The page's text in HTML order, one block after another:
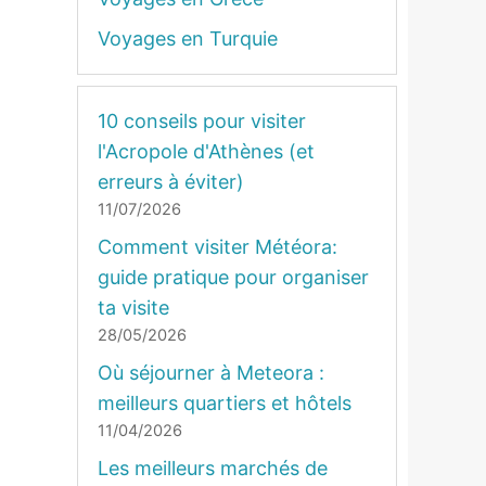
Voyages en Turquie
10 conseils pour visiter
l'Acropole d'Athènes (et
erreurs à éviter)
11/07/2026
Comment visiter Météora:
guide pratique pour organiser
ta visite
28/05/2026
Où séjourner à Meteora :
meilleurs quartiers et hôtels
11/04/2026
Les meilleurs marchés de